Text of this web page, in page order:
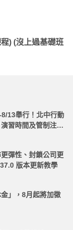
) (沒上過基礎班
13舉行！北中行動
習時間及管制注意
彈性、封鎖公司更
版本更新教學
」，8月起將加徵